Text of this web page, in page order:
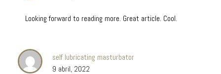
Looking forward to reading more. Great article. Cool.
self lubricating masturbator
9 abril, 2022